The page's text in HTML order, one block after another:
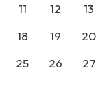
11 12 13
18 19 20
25 26 27